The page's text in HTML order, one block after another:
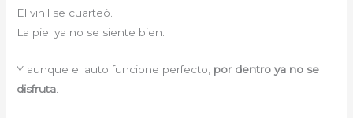
El vinil se cuarteó.
La piel ya no se siente bien.
Y aunque el auto funcione perfecto, por dentro ya no se
disfruta